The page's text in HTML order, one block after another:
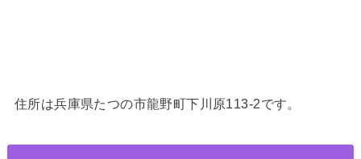
住所は兵庫県たつの市龍野町下川原113-2です。